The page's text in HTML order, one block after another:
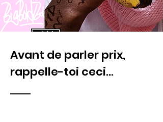
Avant de parler prix,
rappelle-toi ceci...